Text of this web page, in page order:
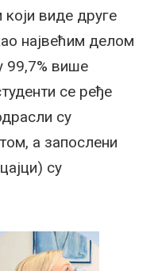
виде друге
највећим делом
99,7% више
се ређе
су
а запослени
су